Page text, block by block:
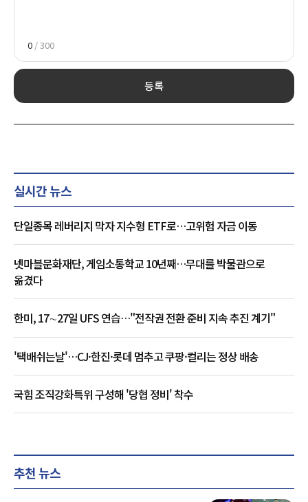
0 / 300
등록
실시간 뉴스
단일종목 레버리지 막자 지수형 ETF로…고위험 자금 이동
넷마블문화재단, 게임소통학교 10년째…무대를 박물관으로
옮겼다
한미, 17∼27일 UFS 연습…"전작권 전환 준비 지속 추진 계기"
'택배쉬는날'…CJ·한진·롯데 멈추고 쿠팡·컬리는 정상 배송
국힘 조직강화특위 구성해 '당협 정비' 착수
추천 뉴스